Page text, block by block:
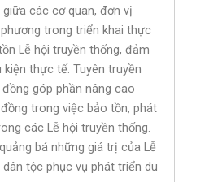
các cơ quan, đơn vị
trong triển khai thực
Lễ hội truyền thống, đảm
kiện thực tế. Tuyên truyền
góp phần nâng cao
trong việc bảo tồn, phát
các Lễ hội truyền thống.
bá những giá trị của Lễ
tộc phục vụ phát triển du